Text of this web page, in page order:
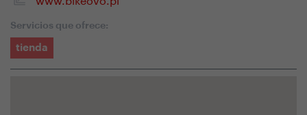
Servicios que ofrece:
tienda